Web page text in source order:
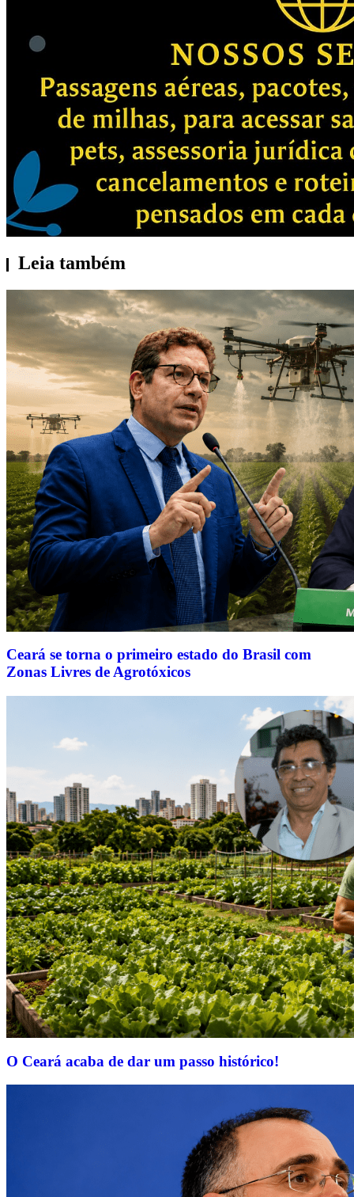
Leia também
Ceará se torna o primeiro estado do Brasil com
Zonas Livres de Agrotóxicos
O Ceará acaba de dar um passo histórico!